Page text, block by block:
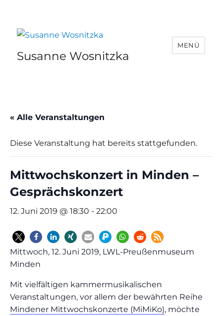
Susanne Wosnitzka
MENÜ
« Alle Veranstaltungen
Diese Veranstaltung hat bereits stattgefunden.
Mittwochskonzert in Minden –
Gesprächskonzert
12. Juni 2019 @ 18:30 - 22:00
Mittwoch, 12. Juni 2019, LWL-Preußenmuseum
Minden
Mit vielfältigen kammermusikalischen
Veranstaltungen, vor allem der bewährten Reihe
Mindener Mittwochskonzerte (MiMiKo), möchte